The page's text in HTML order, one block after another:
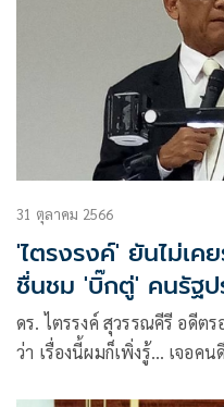
31 ตุลาคม 2566
'ไตรงรงค์' ยันไม่เค
ชื่นชม 'บิ๊กตู่' คนรัฐป
ดร. ไตรรงค์ สุวรรณคีรี อดีต
ว่า เรื่องนี้ผมก็เพิ่งรู้… เจอคน